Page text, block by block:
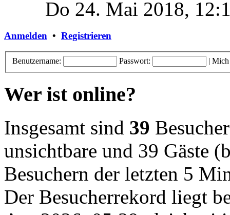
Do 24. Mai 2018,
Anmelden • Registrieren
Benutzername: Passwort: | Mich
Wer ist online?
Insgesamt sind 39
unsichtbare und 39 Gäste
Besuchern der letzten 5
Der Besucherrekord liegt